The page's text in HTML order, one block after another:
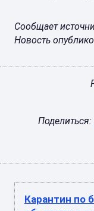
Сообщает
Новость
Поделиться:
Карантин по